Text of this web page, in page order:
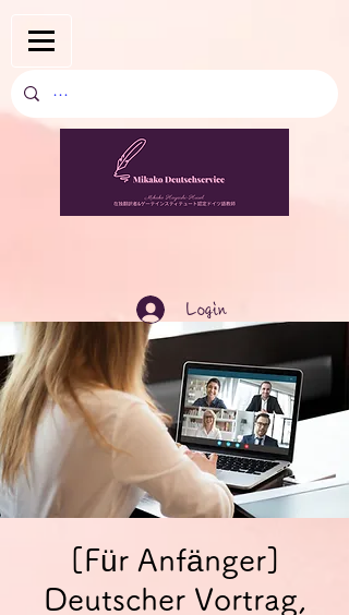
Login
[Für Anfänger]
Deutscher Vortrag,